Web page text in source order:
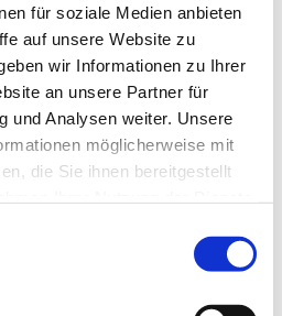
für soziale Medien anbieten
auf unsere Website zu
wir Informationen zu Ihrer
an unsere Partner für
und Analysen weiter. Unsere
möglicherweise mit
die Sie ihnen bereitgestellt
verschiedenen
30 min)
der Ergebnisse
veranschaulichen, wie
ihr solltet sie immer an